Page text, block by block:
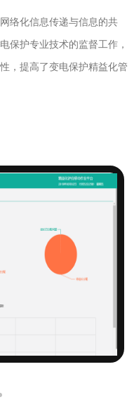
络化信息传递与信息的共
保护专业技术的监督工作，
，提高了变电保护精益化管